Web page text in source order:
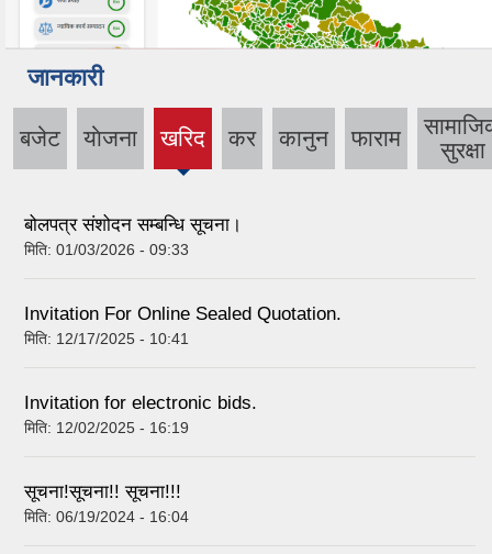
जानकारी
बजेट याेजना खरिद
(active
tab)
कर कानुन फाराम
सुरक्षा
बोलपत्र संशोदन सम्बन्धि सूचना।
मिति: 01/03/2026 - 09:33
Invitation For Online Sealed Quotation.
मिति: 12/17/2025 - 10:41
Invitation for electronic bids.
मिति: 12/02/2025 - 16:19
सूचना!सूचना!! सूचना!!!
मिति: 06/19/2024 - 16:04